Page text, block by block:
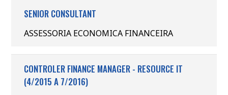
SENIOR CONSULTANT
ASSESSORIA ECONOMICA FINANCEIRA
CONTROLER FINANCE MANAGER - RESOURCE IT
(4/2015 A 7/2016)